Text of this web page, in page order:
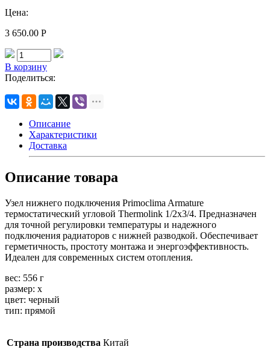
Цена:
3 650.00 Р
В корзину
Поделиться:
Описание
Характеристики
Доставка
Описание товара
Узел нижнего подключения Primoclima Armature
термостатический угловой Thermolink 1/2х3/4. Предназначен
для точной регулировки температуры и надежного
подключения радиаторов с нижней разводкой. Обеспечивает
герметичность, простоту монтажа и энергоэффективность.
Идеален для современных систем отопления.
вес: 556 г
размер: х
цвет: черный
тип: прямой
Страна производства Китай